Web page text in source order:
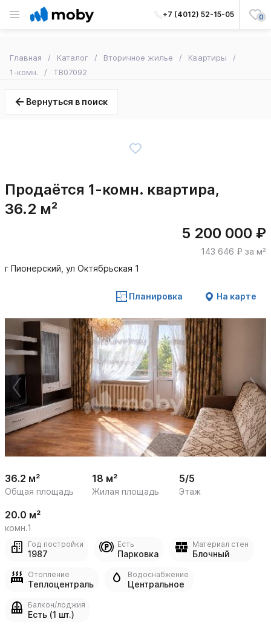
+7 (4012) 52-15-05 0
Главная Каталог Вторичное жилье
Квартиры
1-комн.
TB07092
Вернуться в поиск
Продаётся 1-комн. квартира,
36.2 м²
5 200 000 ₽
143 646 ₽ за м²
г Пионерский, ул Октябрьская 1
Планировка На карте
1
/
11
36.2 м²
Общая площадь
18 м²
Жилая площадь
5/5
Этаж
20.0 м²
комн.1
Год постройки
1987
Есть
Парковка
Материал стен
Блочный
Отопление
Теплоцентраль
Водоснабжение
Центральное
Балкон/лоджия
Есть (1 шт.)